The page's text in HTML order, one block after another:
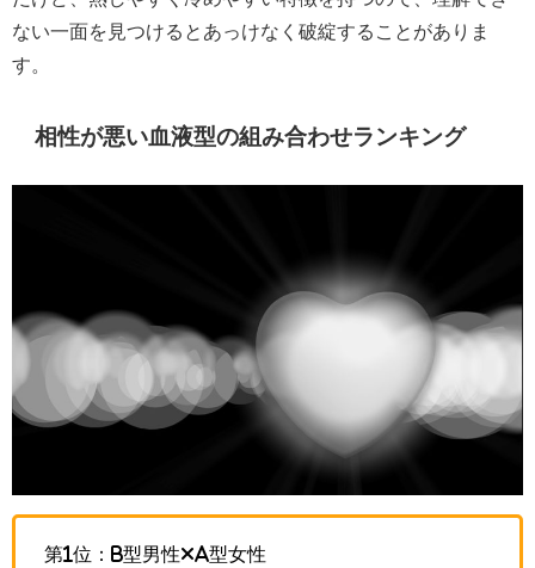
ない一面を見つけるとあっけなく破綻することがありま
す。
相性が悪い血液型の組み合わせランキング
第1位：B型男性×A型女性